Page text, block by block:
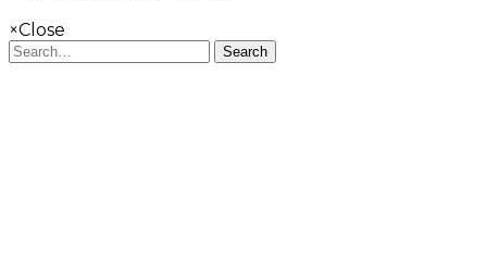
×Close
Search